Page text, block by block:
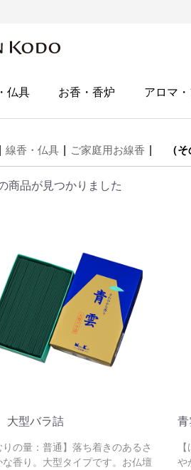
仏具 お香・香炉 アロマ
線香・仏具 ご家庭用お線香 （そ
商品が見つかりました
型バラ詰
りの量：普通】落ち着きのあるさ
な香り。大型タイプです。お仏壇
や